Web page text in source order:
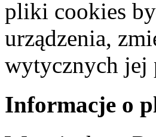
pliki cookies
urządzenia,
wytycznych jej
Informacje o